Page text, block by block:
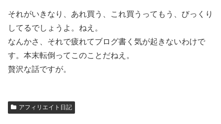
それがいきなり、あれ買う、これ買うってもう、びっくり
してるでしょうよ。ねえ。
なんかさ、それで疲れてブログ書く気が起きないわけで
す。本末転倒ってこのことだねえ。
贅沢な話ですが。
アフィリエイト日記